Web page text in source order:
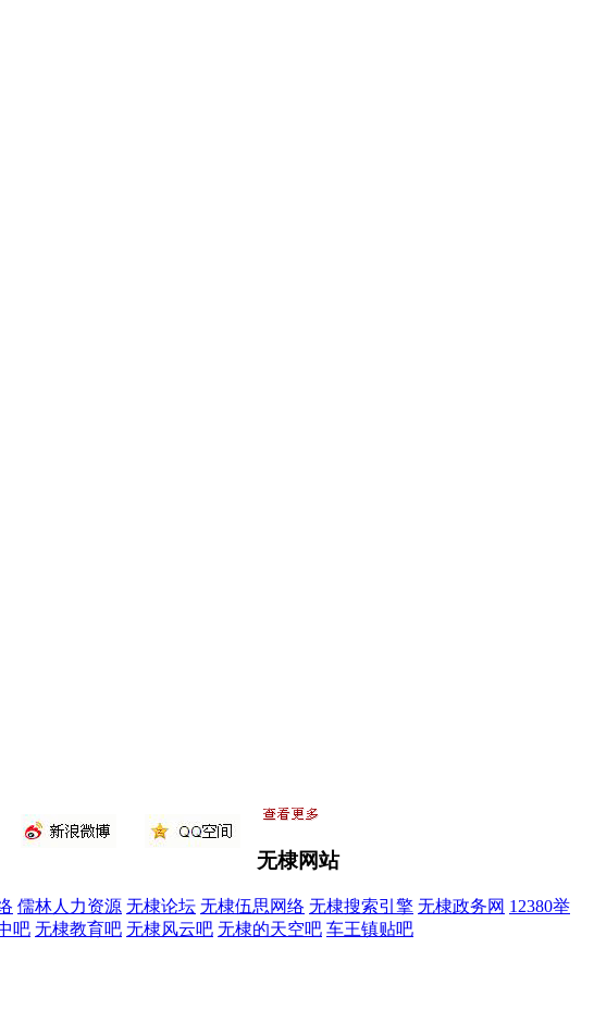
无棣网站
儒林人力资源 无棣论坛 无棣伍思网络 无棣搜索引擎 无棣政务网 12380举
吧 无棣教育吧 无棣风云吧 无棣的天空吧 车王镇贴吧